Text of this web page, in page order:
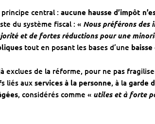
central : aucune hausse d’impôt
du système fiscal : « Nous préférons des
et de fortes réductions pour une
tout en posant les bases d’une
exclues de la réforme, pour ne pas
liés aux services à la personne, à la garde
, considérés comme « utiles et à forte